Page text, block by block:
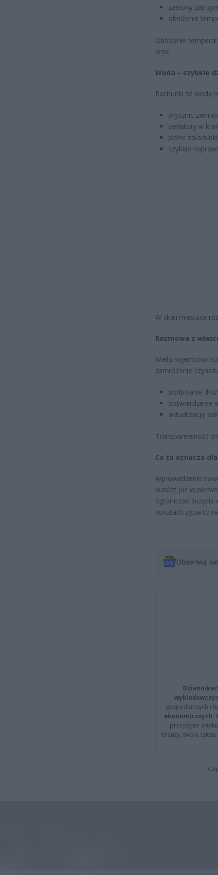
zasłony
obniżenie
Obniżenie
proc.
Woda – szybkie
Rachunki za wodę
prysznic
perlatory w
pełne
szybkie
W skali miesiąca
Rozmowa z
Wielu najemców
zamrożenie
podpisanie
potwierdzenie
aktualizację
Transparentność
Co to oznacza
Wprowadzenie
budżet już w
ograniczać zużycie
kosztach życia to
Obserwuj
gospodarczych i
ekonomicznych.
precyzyjne
branży, swoje